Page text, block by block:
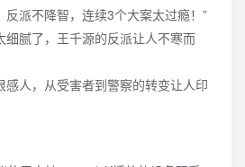
反派不降智，连续3个大案太过瘾！”
细腻了，王千源的反派让人不寒而
感人，从受害者到警察的转变让人印